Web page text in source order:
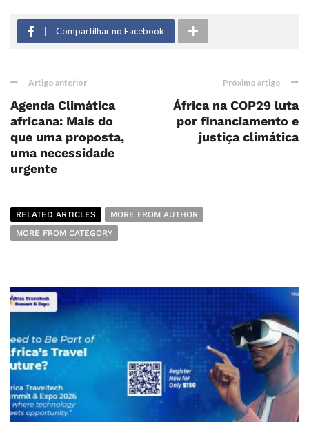
Compartilhar no Facebook
Artigo anterior
Agenda Climática
africana: Mais do
que uma proposta,
uma necessidade
urgente
Próximo artigo
África na COP29 luta
por financiamento e
justiça climática
RELATED ARTICLES
MORE FROM AUTHOR
MORE FROM CATEGORY